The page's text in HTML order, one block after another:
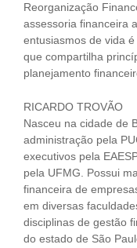
Reorganização
assessoria financeira
entusiasmos de vida
que compartilha
planejamento
RICARDO TROVÃO
Nasceu na cidade de
administração pela
executivos pela
pela UFMG. Possui
financeira de
em diversas
disciplinas de gestão
do estado de São